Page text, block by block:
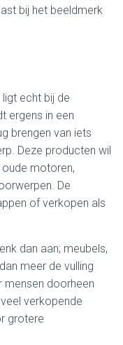
bij het beeldmerk
echt bij de
ergens in een
brengen van iets
Deze producten wil
oude motoren,
De
of verkopen als
dan aan; meubels,
meer de vulling
mensen doorheen
verkopende
grotere